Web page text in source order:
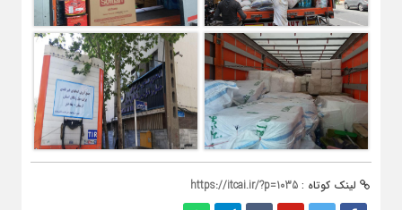
لینک کوتاه : https://itcai.ir/?p=1035